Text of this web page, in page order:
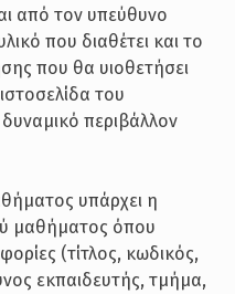
από τον υπεύθυνο
που διαθέτει και το
που θα υιοθετήσει
του
περιβάλλον
υπάρχει η
μαθήματος όπου
(τίτλος, κωδικός,
εκπαιδευτής, τμήμα,